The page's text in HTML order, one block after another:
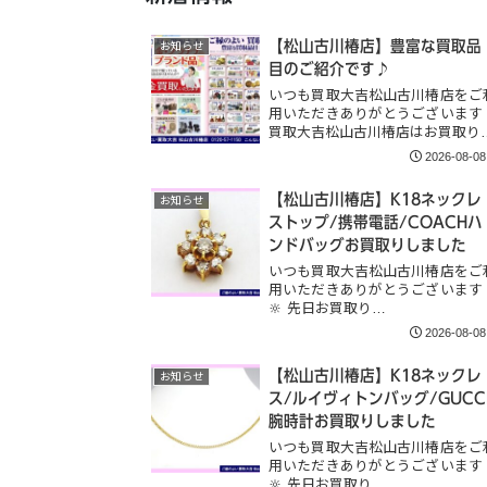
お知らせ
【松山古川椿店】豊富な買取品
目のご紹介です♪
いつも買取大吉松山古川椿店をご
用いただきありがとうございます
買取大吉松山古川椿店はお買取り…
2026-08-08
お知らせ
【松山古川椿店】K18ネックレ
ストップ/携帯電話/COACHハ
ンドバッグお買取りしました
いつも買取大吉松山古川椿店をご
用いただきありがとうございます
🔆 先日お買取り…
2026-08-08
お知らせ
【松山古川椿店】K18ネックレ
ス/ルイヴィトンバッグ/GUCCI
腕時計お買取りしました
いつも買取大吉松山古川椿店をご
用いただきありがとうございます